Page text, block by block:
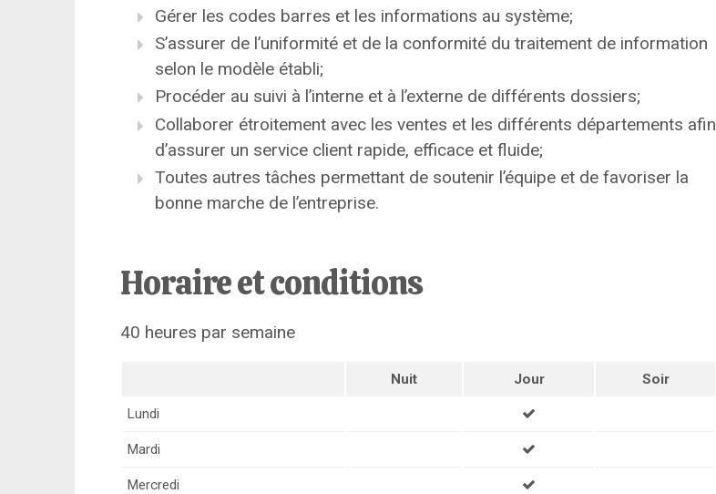
Gérer les codes barres et les informations au système;
S’assurer de l’uniformité et de la conformité du traitement de information
selon le modèle établi;
Procéder au suivi à l’interne et à l’externe de différents dossiers;
Collaborer étroitement avec les ventes et les différents départements afin
d’assurer un service client rapide, efficace et fluide;
Toutes autres tâches permettant de soutenir l’équipe et de favoriser la
bonne marche de l’entreprise.
Horaire et conditions
40 heures par semaine
Nuit Jour Soir
Lundi
Mardi
Mercredi